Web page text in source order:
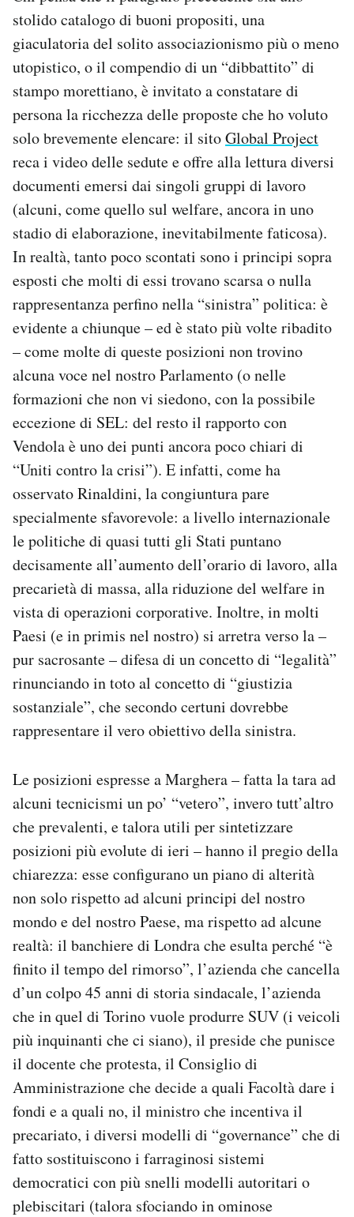
stolido catalogo di buoni propositi, una
giaculatoria del solito associazionismo più o meno
utopistico, o il compendio di un “dibbattito” di
stampo morettiano, è invitato a constatare di
persona la ricchezza delle proposte che ho voluto
solo brevemente elencare: il sitoGlobal Project
reca i video delle sedute e offre alla lettura diversi
documenti emersi dai singoli gruppi di lavoro
(alcuni, come quello sul welfare, ancora in uno
stadio di elaborazione, inevitabilmente faticosa).
In realtà, tanto poco scontati sono i principi sopra
esposti che molti di essi trovano scarsa o nulla
rappresentanza perfino nella “sinistra” politica: è
evidente a chiunque – ed è stato più volte ribadito
– come molte di queste posizioni non trovino
alcuna voce nel nostro Parlamento (o nelle
formazioni che non vi siedono, con la possibile
eccezione di SEL: del resto il rapporto con
Vendola è uno dei punti ancora poco chiari di
“Uniti contro la crisi”). E infatti, come ha
osservato Rinaldini, la congiuntura pare
specialmente sfavorevole: a livello internazionale
le politiche di quasi tutti gli Stati puntano
decisamente all’aumento dell’orario di lavoro, alla
precarietà di massa, alla riduzione del welfare in
vista di operazioni corporative. Inoltre, in molti
Paesi (e in primis nel nostro) si arretra verso la –
pur sacrosante – difesa di un concetto di “legalità”
rinunciando in toto al concetto di “giustizia
sostanziale”, che secondo certuni dovrebbe
rappresentare il vero obiettivo della sinistra.
Le posizioni espresse a Marghera – fatta la tara ad
alcuni tecnicismi un po’ “vetero”, invero tutt’altro
che prevalenti, e talora utili per sintetizzare
posizioni più evolute di ieri – hanno il pregio della
chiarezza: esse configurano un piano di alterità
non solo rispetto ad alcuni principi del nostro
mondo e del nostro Paese, ma rispetto ad alcune
realtà: il banchiere di Londra che esulta perché “è
finito il tempo del rimorso”, l’azienda che cancella
d’un colpo 45 anni di storia sindacale, l’azienda
che in quel di Torino vuole produrre SUV (i veicoli
più inquinanti che ci siano), il preside che punisce
il docente che protesta, il Consiglio di
Amministrazione che decide a quali Facoltà dare i
fondi e a quali no, il ministro che incentiva il
precariato, i diversi modelli di “governance” che di
fatto sostituiscono i farraginosi sistemi
democratici con più snelli modelli autoritari o
plebiscitari (talora sfociando in ominose